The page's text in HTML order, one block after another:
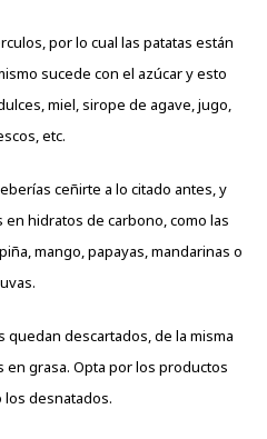
por lo cual las patatas están
sucede con el azúcar y esto
miel, sirope de agave, jugo,
etc.
ceñirte a lo citado antes, y
hidratos de carbono, como las
mango, papayas, mandarinas o
uvas.
quedan descartados, de la misma
en grasa. Opta por los productos
desnatados.